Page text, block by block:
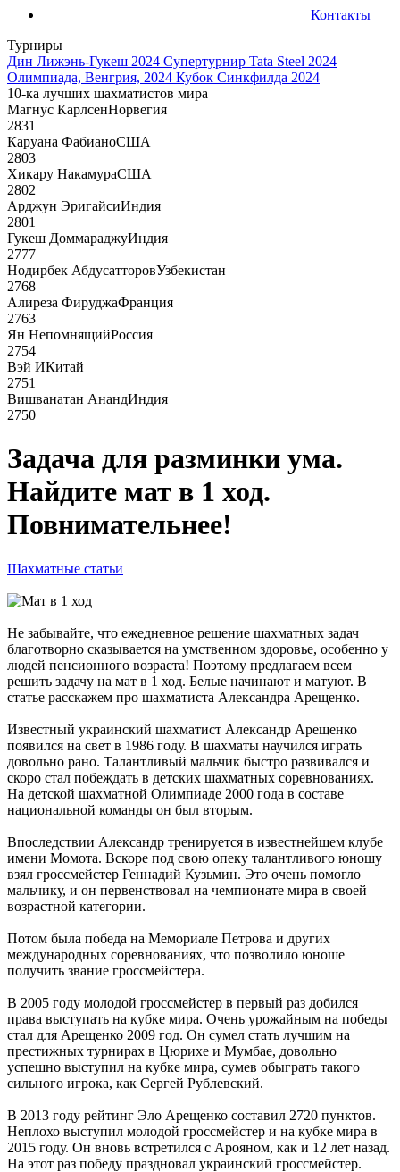
Контакты
Турниры
Дин Лижэнь-Гукеш 2024 Супертурнир Tata Steel 2024
Олимпиада, Венгрия, 2024 Кубок Синкфилда 2024
10-ка лучших шахматистов мира
Магнус КарлсенНорвегия
2831
Каруана ФабианоСША
2803
Хикару НакамураСША
2802
Арджун ЭригайсиИндия
2801
Гукеш ДоммараджуИндия
2777
Нодирбек АбдусатторовУзбекистан
2768
Алиреза ФируджаФранция
2763
Ян НепомнящийРоссия
2754
Вэй ИКитай
2751
Вишванатан АнандИндия
2750
Задача для разминки ума.
Найдите мат в 1 ход.
Повнимательнее!
Шахматные статьи
Не забывайте, что ежедневное решение шахматных задач
благотворно сказывается на умственном здоровье, особенно у
людей пенсионного возраста! Поэтому предлагаем всем
решить задачу на мат в 1 ход. Белые начинают и матуют. В
статье расскажем про шахматиста Александра Арещенко.
Известный украинский шахматист Александр Арещенко
появился на свет в 1986 году. В шахматы научился играть
довольно рано. Талантливый мальчик быстро развивался и
скоро стал побеждать в детских шахматных соревнованиях.
На детской шахматной Олимпиаде 2000 года в составе
национальной команды он был вторым.
Впоследствии Александр тренируется в известнейшем клубе
имени Момота. Вскоре под свою опеку талантливого юношу
взял гроссмейстер Геннадий Кузьмин. Это очень помогло
мальчику, и он первенствовал на чемпионате мира в своей
возрастной категории.
Потом была победа на Мемориале Петрова и других
международных соревнованиях, что позволило юноше
получить звание гроссмейстера.
В 2005 году молодой гроссмейстер в первый раз добился
права выступать на кубке мира. Очень урожайным на победы
стал для Арещенко 2009 год. Он сумел стать лучшим на
престижных турнирах в Цюрихе и Мумбае, довольно
успешно выступил на кубке мира, сумев обыграть такого
сильного игрока, как Сергей Рублевский.
В 2013 году рейтинг Эло Арещенко составил 2720 пунктов.
Неплохо выступил молодой гроссмейстер и на кубке мира в
2015 году. Он вновь встретился с Арояном, как и 12 лет назад.
На этот раз победу праздновал украинский гроссмейстер.